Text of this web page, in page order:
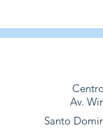
Av.
Santo